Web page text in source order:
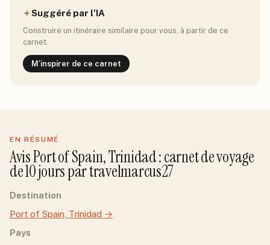
Suggéré par l'IA
Construire un itinéraire similaire pour vous, à partir de ce
carnet.
M'inspirer de ce carnet
EN RÉSUMÉ
AvisPort of Spain, Trinidad: carnet de voyage
de10jourspartravelmarcus27
Destination
Port of Spain, Trinidad →
Pays